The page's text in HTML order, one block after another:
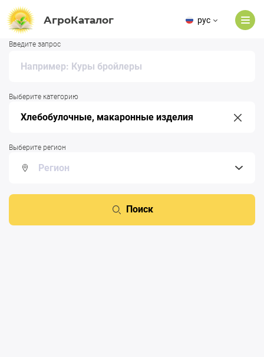
АгроКаталог рус
Введите запрос
Выберите категорию
Выберите регион
Поиск